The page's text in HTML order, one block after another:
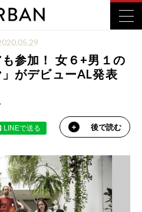
参加！ 女６+男１の
がデビューAL発表
LINEで送る 後で読む